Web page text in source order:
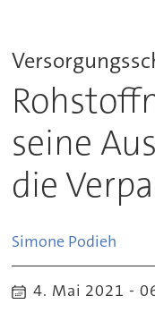
seine
die
Simone Podieh
4. Mai 2021 -